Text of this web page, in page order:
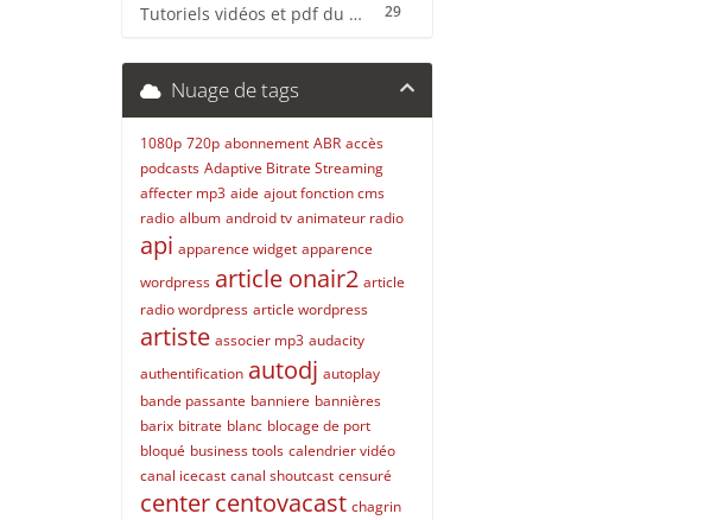
29
Tutoriels vidéos et pdf du CMS Radio Wordpress + OnAir2/Pro.Radio
Nuage de tags
1080p 720p abonnement ABR accès
podcasts Adaptive Bitrate Streaming
affecter mp3 aide ajout fonction cms
radio album android tv animateur radio
api apparence widget apparence
wordpress article onair2 article
radio wordpress article wordpress
artiste associer mp3 audacity
authentification autodj autoplay
bande passante banniere bannières
barix bitrate blanc blocage de port
bloqué business tools calendrier vidéo
canal icecast canal shoutcast censuré
centercentovacast chagrin